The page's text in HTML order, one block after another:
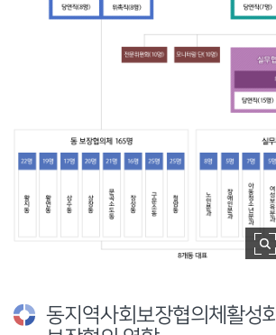
동지역사회보장협의체활성